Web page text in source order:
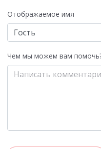
Отображаемое имя
Чем мы можем вам